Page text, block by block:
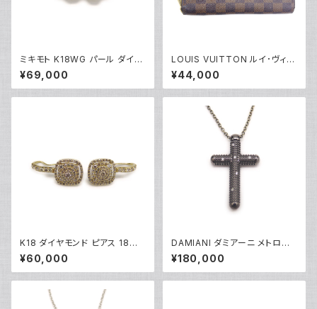
ミキモト K18WG パール ダイヤ
モンド イヤリング 18金 ホワイト
ゴールド ネジ式 Y05248
¥69,000
LOUIS VUITTON ルイ･ヴィト
ン 長財布 N60015 ダミエ・エ
ベヌ ジッピー・ウォレット ブラウ
ン Y05198
¥44,000
K18 ダイヤモンド ピアス 18金
フックピアス Y05252
¥60,000
DAMIANI ダミアーニ メトロポ
リタンドリーム 6Pダイヤモンド
ネックレス K18WG 18金 アズ
キチェーン Y05255
¥180,000